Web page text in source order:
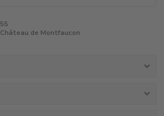
55
Château de Montfaucon